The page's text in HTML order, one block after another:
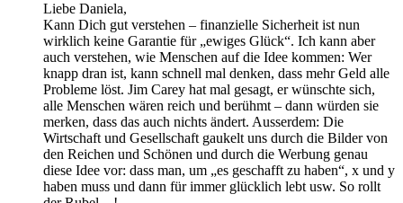
Liebe Daniela,
Kann Dich gut verstehen – finanzielle Sicherheit ist nun
wirklich keine Garantie für „ewiges Glück“. Ich kann aber
auch verstehen, wie Menschen auf die Idee kommen: Wer
knapp dran ist, kann schnell mal denken, dass mehr Geld alle
Probleme löst. Jim Carey hat mal gesagt, er wünschte sich,
alle Menschen wären reich und berühmt – dann würden sie
merken, dass das auch nichts ändert. Ausserdem: Die
Wirtschaft und Gesellschaft gaukelt uns durch die Bilder von
den Reichen und Schönen und durch die Werbung genau
diese Idee vor: dass man, um „es geschafft zu haben“, x und y
haben muss und dann für immer glücklich lebt usw. So rollt